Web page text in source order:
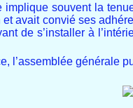
implique souvent la
avait convié ses
de s’installer à
l’assemblée générale